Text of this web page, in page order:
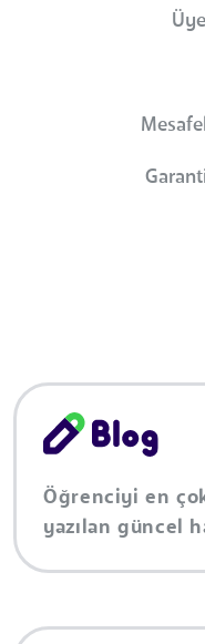
Öğrenciyi en
yazılan güncel